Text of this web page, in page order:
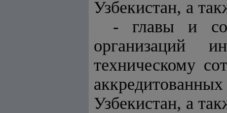
Узбекистан, а
- главы и
организаций
техническому
Узбекистан, а